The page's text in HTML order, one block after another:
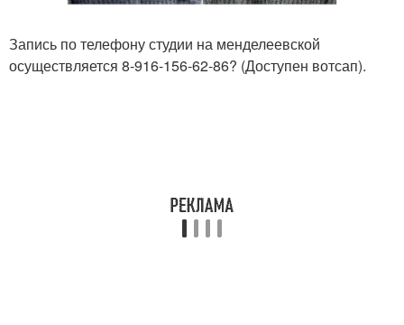
Запись по телефону студии на менделеевской
осуществляется 8-916-156-62-86? (Доступен вотсап).